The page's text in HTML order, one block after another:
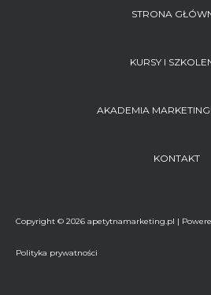
STRONA
KURSY I
AKADEMIA
KONTAKT
Copyright © 2026 apetytnamarketing.pl |
Polityka prywatności